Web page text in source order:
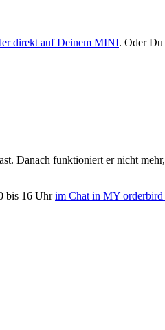
direkt auf Deinem MINI. Oder Du
. Danach funktioniert er nicht mehr,
bis 16 Uhr im Chat in MY orderbird